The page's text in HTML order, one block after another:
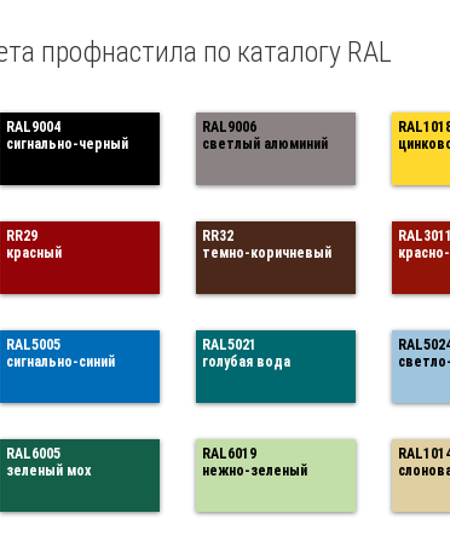
профнастила по каталогу RAL
RAL9004
сигнально-черный
RAL9006
светлый алюминий
RR29
красный
RR32
темно-коричневый
RAL3011
RAL5005
сигнально-синий
RAL5021
голубая вода
RAL6005
зеленый мох
RAL6019
нежно-зеленый